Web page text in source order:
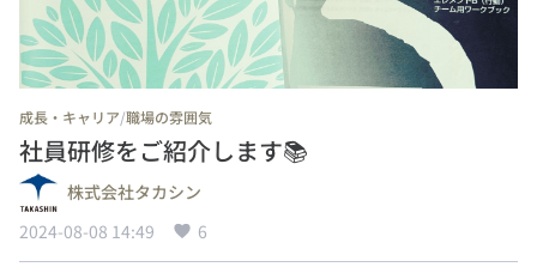
成長・キャリア/職場の雰囲気
社員研修をご紹介します📚
株式会社タカシン
2024-08-08 14:49
6